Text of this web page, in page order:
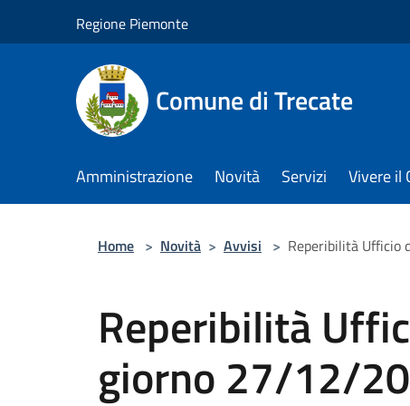
Regione Piemonte
Comune di Trecate
Amministrazione Novità Servizi Vivere il
Home > Novità > Avvisi > Reperibilità
Reperibilità
giorno 27/12/